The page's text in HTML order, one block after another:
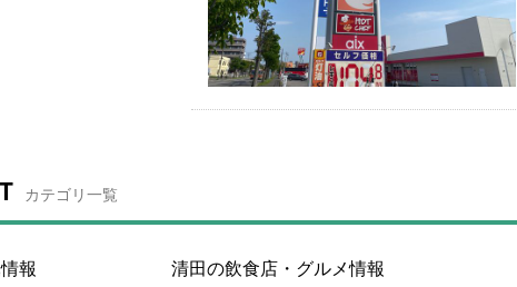
カテゴリ一覧
報 清田の飲食店・グルメ情報